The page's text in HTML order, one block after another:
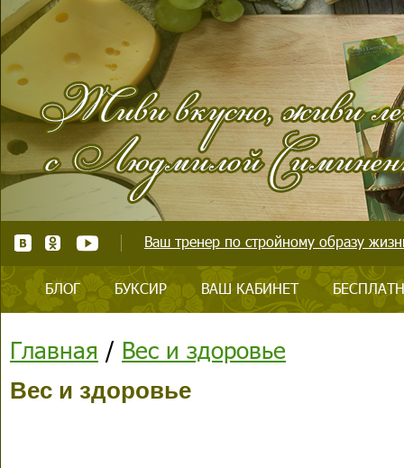
Ваш тренер по стройному образу
БЛОГ БУКСИР ВАШ КАБИНЕТ
Главная / Вес и здоровье
Вес и здоровье